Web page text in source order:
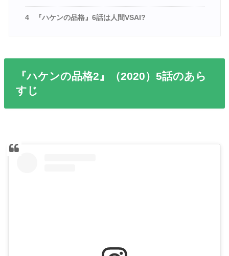
4 『ハケンの品格』6話は人間VSAI?
『ハケンの品格2』（2020）5話のあら
すじ